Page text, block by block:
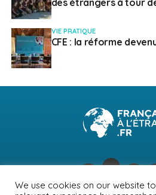
des étrangers à tour
VIE PRATIQUE
CFE : la réforme
We use cookies on our website